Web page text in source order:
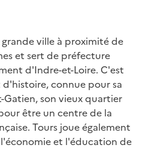
ville à proximité de
et sert de préfecture
d'Indre-et-Loire. C'est
connue pour sa
Gatien, son vieux quartier
être un centre de la
Tours joue également
et l'éducation de